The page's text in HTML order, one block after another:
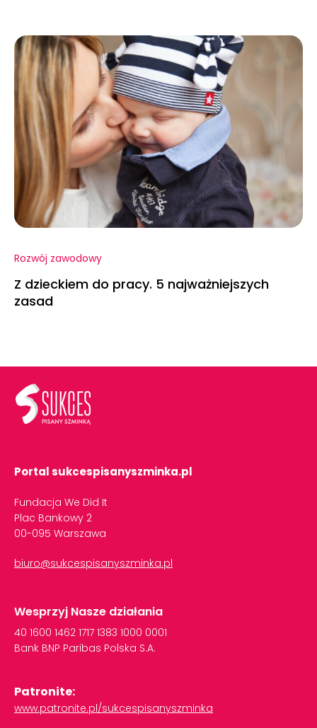
Rozwój zawodowy
Z dzieckiem do pracy. 5 najważniejszych
zasad
Portal sukcespisanyszminka.pl
Fundacja We Did It
Plac Bankowy 2
00-095 Warszawa
biuro@sukcespisanyszminka.pl
Wesprzyj Nasze działania
40 1600 1462 1717 1383 1000 0001
Bank BNP Paribas Polska S.A.
Patronite:
www.patronite.pl/sukcespisanyszminka